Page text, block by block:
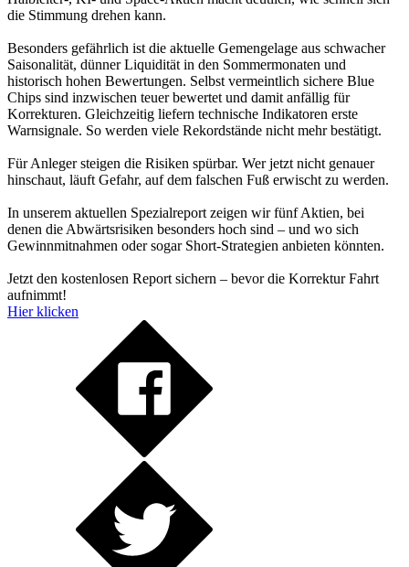
die Stimmung drehen kann.
Besonders gefährlich ist die aktuelle Gemengelage aus schwacher
Saisonalität, dünner Liquidität in den Sommermonaten und
historisch hohen Bewertungen. Selbst vermeintlich sichere Blue
Chips sind inzwischen teuer bewertet und damit anfällig für
Korrekturen. Gleichzeitig liefern technische Indikatoren erste
Warnsignale. So werden viele Rekordstände nicht mehr bestätigt.
Für Anleger steigen die Risiken spürbar. Wer jetzt nicht genauer
hinschaut, läuft Gefahr, auf dem falschen Fuß erwischt zu werden.
In unserem aktuellen Spezialreport zeigen wir fünf Aktien, bei
denen die Abwärtsrisiken besonders hoch sind – und wo sich
Gewinnmitnahmen oder sogar Short-Strategien anbieten könnten.
Jetzt den kostenlosen Report sichern – bevor die Korrektur Fahrt
aufnimmt!
Hier klicken